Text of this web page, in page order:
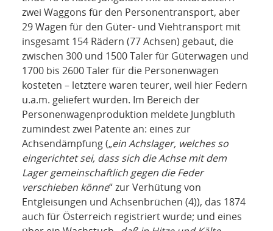
zwei Waggons für den Personentransport, aber
29 Wagen für den Güter- und Viehtransport mit
insgesamt 154 Rädern (77 Achsen) gebaut, die
zwischen 300 und 1500 Taler für Güterwagen und
1700 bis 2600 Taler für die Personenwagen
kosteten – letztere waren teurer, weil hier Federn
u.a.m. geliefert wurden. Im Bereich der
Personenwagenproduktion meldete Jungbluth
zumindest zwei Patente an: eines zur
Achsendämpfung („ein Achslager, welches so
eingerichtet sei, dass sich die Achse mit dem
Lager gemeinschaftlich gegen die Feder
verschieben könne“ zur Verhütung von
Entgleisungen und Achsenbrüchen (4)), das 1874
auch für Österreich registriert wurde; und eines